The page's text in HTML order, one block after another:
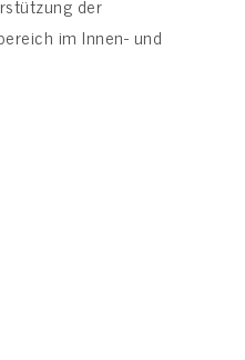
im Innen- und